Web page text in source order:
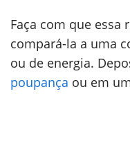
Faça com que essa
compará-la a uma
ou de energia.
poupança ou em